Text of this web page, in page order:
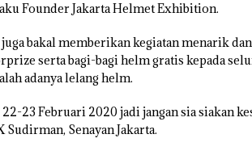
Founder Jakarta Helmet Exhibition.
bakal memberikan kegiatan menarik
serta bagi-bagi helm gratis kepada
adanya lelang helm.
23 Februari 2020 jadi jangan sia siakan
Senayan Jakarta.